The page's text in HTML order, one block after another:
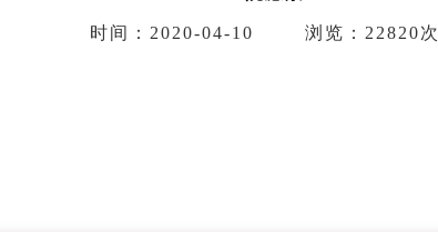
时间：2020-04-10 浏览：22820次